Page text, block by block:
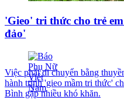
'Gieo' tri thức cho trẻ
đảo'
Việc phải di chuyển bằng
hành trình 'gieo mầm tri thức'
Bình gặp nhiều khó khăn.